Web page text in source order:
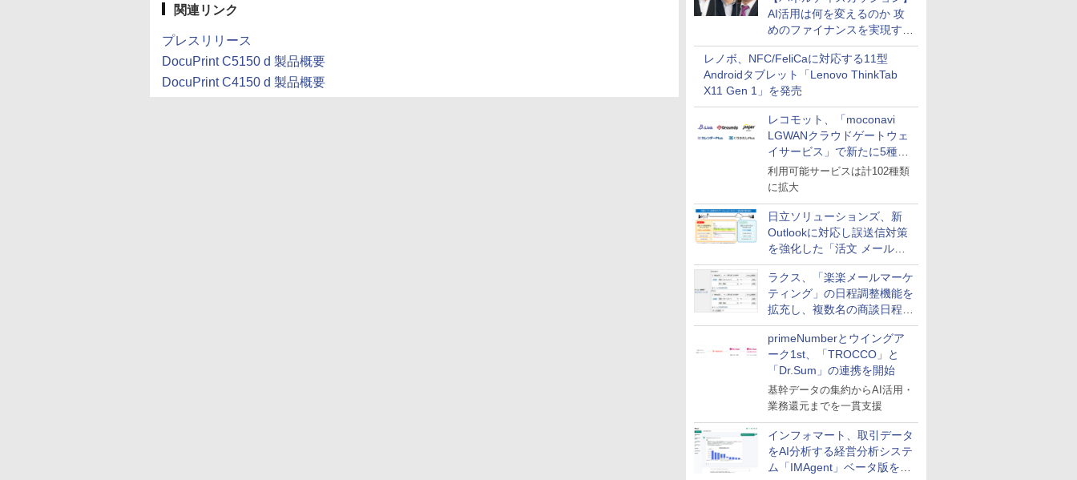
AI活用は何を変えるのか 攻
めのファイナンスを実現する
業務設計とマインドセット変
革
レノボ、NFC/FeliCaに対応する11型
Androidタブレット「Lenovo ThinkTab
X11 Gen 1」を発売
レコモット、「moconavi
LGWANクラウドゲートウェ
イサービス」で新たに5種類
のサービスと連携開始
利用可能サービスは計102種類
に拡大
日立ソリューションズ、新
Outlookに対応し誤送信対策
を強化した「活文 メール誤
送信防止アドインサービス」
を提供
ラクス、「楽楽メールマーケ
ティング」の日程調整機能を
拡充し、複数名の商談日程調
整を効率化
primeNumberとウイングア
ーク1st、「TROCCO」と
「Dr.Sum」の連携を開始
基幹データの集約からAI活用・
業務還元までを一貫支援
インフォマート、取引データ
をAI分析する経営分析システ
ム「IMAgent」ベータ版を提
関連リンク
プレスリリース
DocuPrint C5150 d 製品概要
DocuPrint C4150 d 製品概要